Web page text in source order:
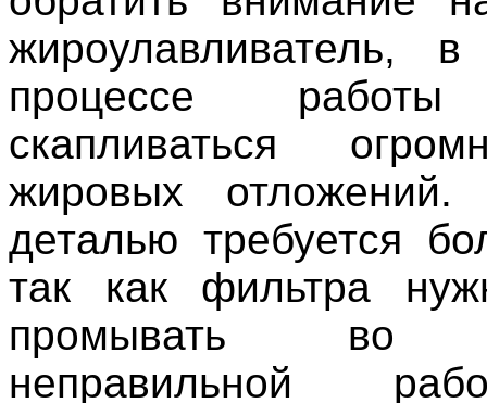
жироулавливатель,
процессе работы
скапливаться
жировых
деталью требуется
так как фильтра
промывать во
неправильной